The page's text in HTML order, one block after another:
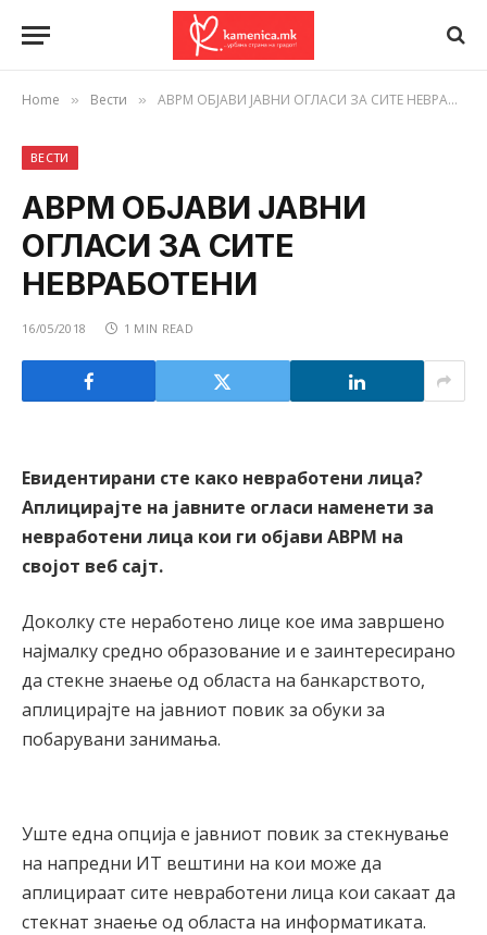
Home » Вести » АВРМ ОБЈАВИ ЈАВНИ ОГЛАСИ ЗА СИТЕ НЕВРАБОТЕНИ
ВЕСТИ
АВРМ ОБЈАВИ ЈАВНИ
ОГЛАСИ ЗА СИТЕ
НЕВРАБОТЕНИ
16/05/2018 1 MIN READ
Евидентирани сте како невработени лица?
Аплицирајте на јавните огласи наменети за
невработени лица кои ги објави АВРМ на
својот веб сајт.
Доколку сте неработено лице кое има завршено
најмалку средно образование и е заинтересирано
да стекне знаење од областа на банкарството,
аплицирајте на јавниот повик за обуки за
побарувани занимања.
Уште една опција е јавниот повик за стекнување
на напредни ИТ вештини на кои може да
аплицираат сите невработени лица кои сакаат да
стекнат знаење од областа на информатиката.